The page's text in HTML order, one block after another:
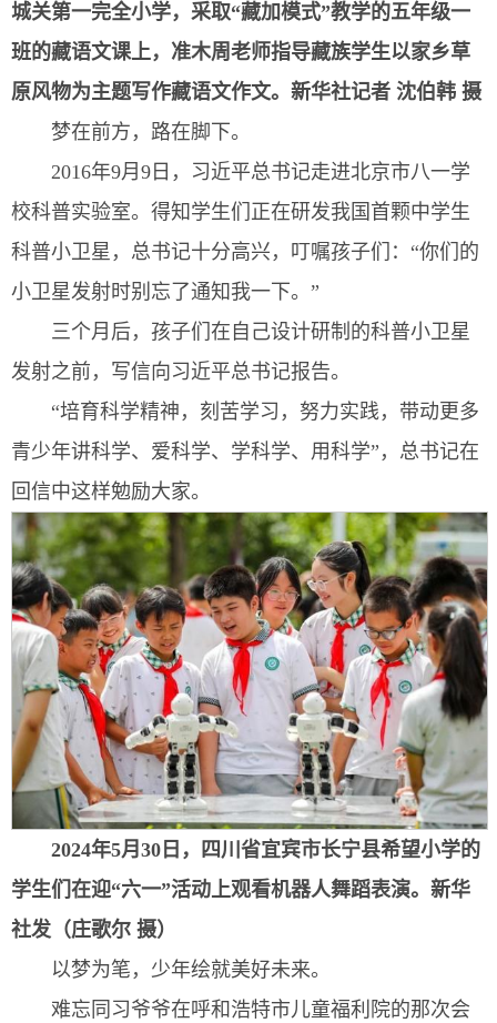
城关第一完全小学，采取“藏加模式”教学的五年级一
班的藏语文课上，准木周老师指导藏族学生以家乡草
原风物为主题写作藏语文作文。 新华社记者 沈伯韩 摄
梦在前方，路在脚下。
2016年9月9日，习近平总书记走进北京市八一学
校科普实验室。得知学生们正在研发我国首颗中学生
科普小卫星，总书记十分高兴，叮嘱孩子们：“你们的
小卫星发射时别忘了通知我一下。”
三个月后，孩子们在自己设计研制的科普小卫星
发射之前，写信向习近平总书记报告。
“培育科学精神，刻苦学习，努力实践，带动更多
青少年讲科学、爱科学、学科学、用科学”，总书记在
回信中这样勉励大家。
2024年5月30日，四川省宜宾市长宁县希望小学的
学生们在迎“六一”活动上观看机器人舞蹈表演。 新华
社发（庄歌尔 摄）
以梦为笔，少年绘就美好未来。
难忘同习爷爷在呼和浩特市儿童福利院的那次会